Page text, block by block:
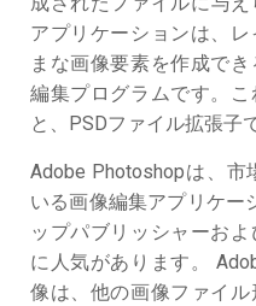
アプリケーションは、
まな画像要素を作成で
編集プログラムです。
と、PSDファイル拡張子
Adobe Photoshopは、
いる画像編集アプリケー
ップパブリッシャーお
に人気があります。
像は、他の画像ファイ